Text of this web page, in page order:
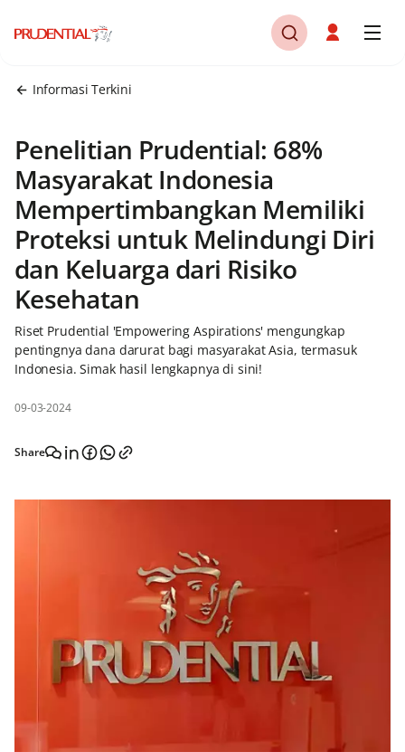
Informasi Terkini
Penelitian Prudential: 68%
Masyarakat Indonesia
Mempertimbangkan Memiliki
Proteksi untuk Melindungi Diri
dan Keluarga dari Risiko
Kesehatan
Riset Prudential 'Empowering Aspirations' mengungkap
pentingnya dana darurat bagi masyarakat Asia, termasuk
Indonesia. Simak hasil lengkapnya di sini!
09-03-2024
Share